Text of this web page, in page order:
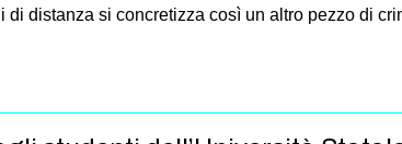
di distanza si concretizza così un altro pezzo di